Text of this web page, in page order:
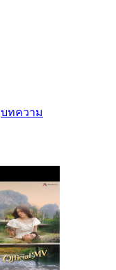
บทความ